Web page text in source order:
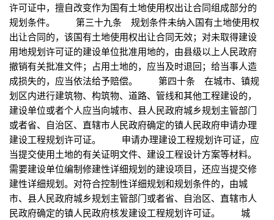
许可证中，擅自改变作为国有土地使用权出让合同组成部分的
规划条件。 第三十九条 规划条件未纳入国有土地使用权
出让合同的，该国有土地使用权出让合同无效；对未取得建设
用地规划许可证的建设单位批准用地的，由县级以上人民政府
撤销有关批准文件；占用土地的，应当及时退回；给当事人造
成损失的，应当依法给予赔偿。 第四十条 在城市、镇规
划区内进行建筑物、构筑物、道路、管线和其他工程建设的，
建设单位或者个人应当向城市、县人民政府城乡规划主管部门
或者省、自治区、直辖市人民政府确定的镇人民政府申请办理
建设工程规划许可证。 申请办理建设工程规划许可证，应
当提交使用土地的有关证明文件、建设工程设计方案等材料。
需要建设单位编制修建性详细规划的建设项目，还应当提交修
建性详细规划。对符合控制性详细规划和规划条件的，由城
市、县人民政府城乡规划主管部门或者省、自治区、直辖市人
民政府确定的镇人民政府核发建设工程规划许可证。 城